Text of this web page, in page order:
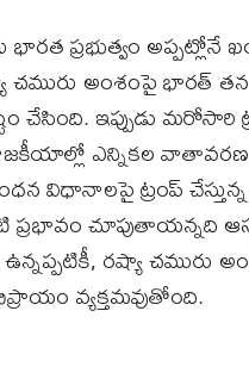
ప్రభుత్వం
చమురు అంశంపై భారత్
చేసింది. ఇప్పుడు
ఎన్నికల
విధానాలపై ట్రంప్
చూపుతాయన్నది
రష్యా చమురు
వ్యక్తమవుతోంది.